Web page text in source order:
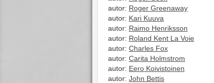
autor: Roger Greenaway
autor: Kari Kuuva
autor: Raimo Henriksson
autor: Roland Kent La Voie
autor: Charles Fox
autor: Carita Holmstrom
autor: Eero Koivistoinen
autor: John Bettis